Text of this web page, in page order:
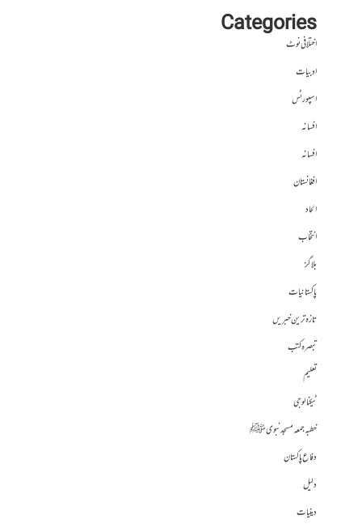
Categories
اختلافی نوٹ
ادبیات
اسپورٹس
افسانہ
افسانہ
افغانستان
الحاد
انتخاب
بلاگز
پاکستانیات
تازہ ترین خبریں
تبصرہ کتب
تعلیم
ٹیکنالوجی
خطبہ جمعہ مسجد نبوی ﷺ
دفاع پاکستان
دلیل
دینیات